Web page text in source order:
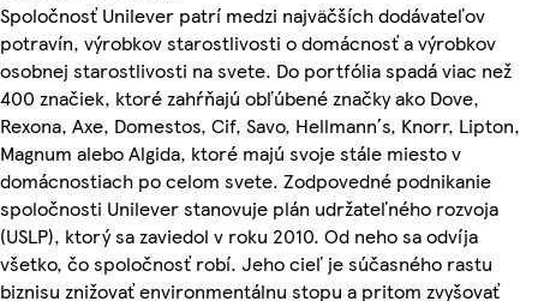
Spoločnosť Unilever patrí medzi najväčších dodávateľov
potravín, výrobkov starostlivosti o domácnosť a výrobkov
osobnej starostlivosti na svete. Do portfólia spadá viac než
400 značiek, ktoré zahŕňajú obľúbené značky ako Dove,
Rexona, Axe, Domestos, Cif, Savo, Hellmann´s, Knorr, Lipton,
Magnum alebo Algida, ktoré majú svoje stále miesto v
domácnostiach po celom svete. Zodpovedné podnikanie
spoločnosti Unilever stanovuje plán udržateľného rozvoja
(USLP), ktorý sa zaviedol v roku 2010. Od neho sa odvíja
všetko, čo spoločnosť robí. Jeho cieľ je súčasného rastu
biznisu znižovať environmentálnu stopu a pritom zvyšovať